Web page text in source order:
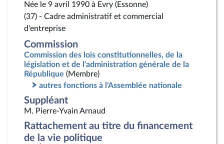
Née le 9 avril 1990 à Evry (Essonne)
(37) - Cadre administratif et commercial
d'entreprise
Commission
Commission des lois constitutionnelles, de la
législation et de l'administration générale de la
République (Membre)
autres fonctions à l'Assemblée nationale
Suppléant
M. Pierre-Yvain Arnaud
Rattachement au titre du financement
de la vie politique